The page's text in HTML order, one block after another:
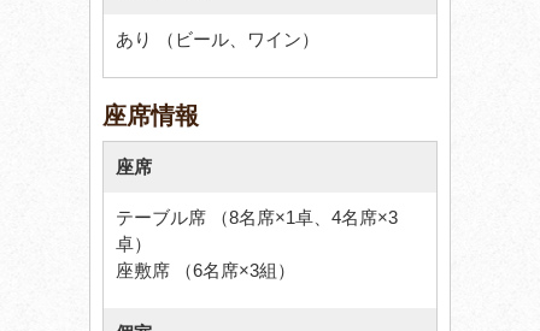
あり （ビール、ワイン）
座席情報
座席
テーブル席 （8名席×1卓、4名席×3
卓）
座敷席 （6名席×3組）